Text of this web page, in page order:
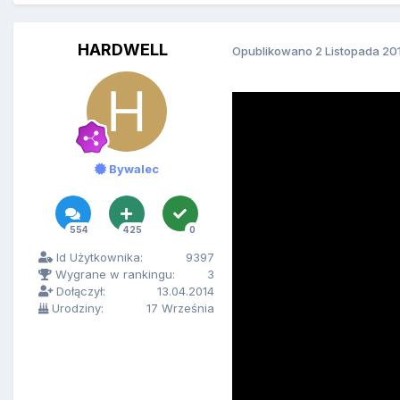
HARDWELL
Bywalec
554 425 0
Id Użytkownika:
9397
Wygrane w rankingu:
3
Dołączył:
13.04.2014
Urodziny:
17 Września
Opublikowano 2 Listopada